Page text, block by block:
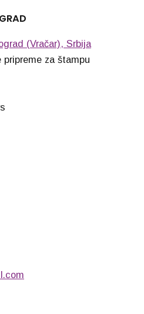
(Vračar), Srbija
pripreme za štampu